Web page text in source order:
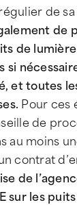
de
de
de
si
et toutes
Pour ces
de
au moins
contrat
de
sur les